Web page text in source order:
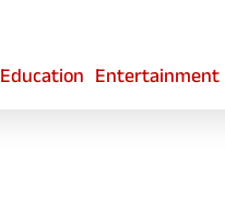
Education Entertainment